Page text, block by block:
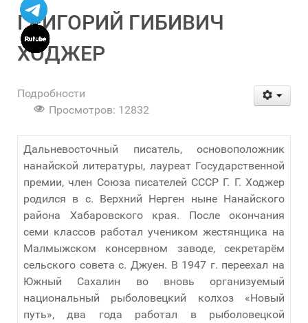
ГРИГОРИЙ ГИБИВИЧ
ХОДЖЕР
Подробности
Просмотров: 12832
Дальневосточный писатель, основоположник
нанайской литературы, лауреат Государственной
премии, член Союза писателей СССР Г. Г. Ходжер
родился в с. Верхний Нерген ныне Нанайского
района Хабаровского края. После окончания
семи классов работал учеником жестянщика на
Малмыжском консервном заводе, секретарём
сельского совета с. Джуен. В 1947 г. переехал на
Южный Сахалин во вновь организуемый
национальный рыболовецкий колхоз «Новый
путь», два года работал в рыболовецкой